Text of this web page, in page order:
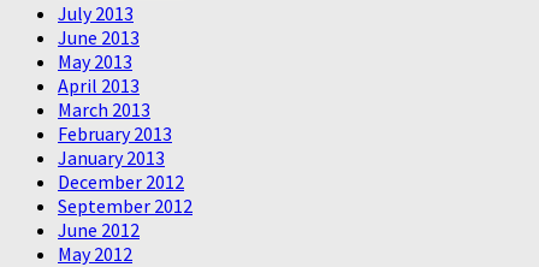
July 2013
June 2013
May 2013
April 2013
March 2013
February 2013
January 2013
December 2012
September 2012
June 2012
May 2012